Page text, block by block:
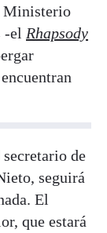
Ministerio
-el Rhapsody
de
seguirá
El
que estará